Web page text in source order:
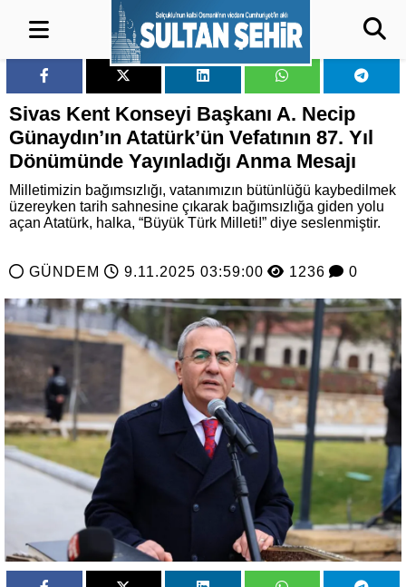
Sivas Kent Konseyi Başkanı A. Necip
Günaydın’ın Atatürk’ün Vefatının 87. Yıl
Dönümünde Yayınladığı Anma Mesajı
Milletimizin bağımsızlığı, vatanımızın bütünlüğü kaybedilmek
üzereyken tarih sahnesine çıkarak bağımsızlığa giden yolu
açan Atatürk, halka, “Büyük Türk Milleti!” diye seslenmiştir.
GÜNDEM 9.11.2025 03:59:00 1236 0